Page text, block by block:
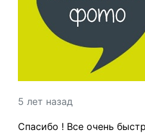
5 лет назад
Спасибо ! Все очень